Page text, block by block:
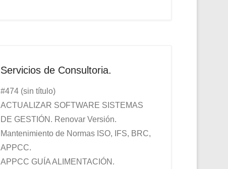
Servicios de Consultoria.
#474 (sin título)
ACTUALIZAR SOFTWARE SISTEMAS
DE GESTIÓN. Renovar Versión.
Mantenimiento de Normas ISO, IFS, BRC,
APPCC.
APPCC GUÍA ALIMENTACIÓN.